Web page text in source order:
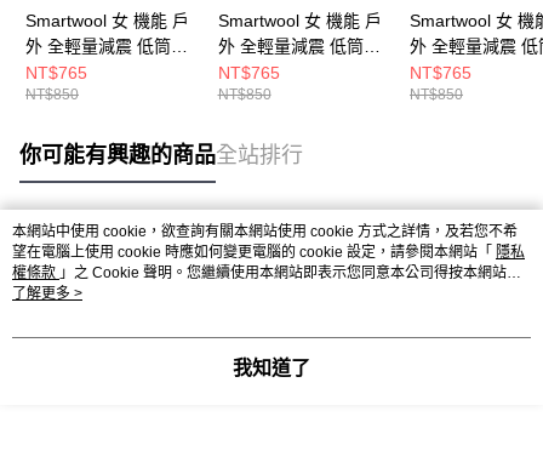
Smartwool 女 機能 戶
外 全輕量減震 低筒襪-
峽谷印花 淺霧紫
NT$765
NT$850
Smartwool 女 機能 戶
外 全輕量減震 低筒襪-
峽谷印花 紫鳶尾花
NT$765
NT$850
Smartwool 女 機
外 全輕量減震 低
峽谷印花 暮光藍
NT$765
NT$850
你可能有興趣的商品全站排行
熱門標籤
本網站中使用 cookie，欲查詢有關本網站使用 cookie 方式之詳情，及若您不希
望在電腦上使用 cookie 時應如何變更電腦的 cookie 設定，請參閱本網站「 隱私
權條款 」之 Cookie 聲明。您繼續使用本網站即表示您同意本公司得按本網站使
用條款之 Cookie 聲明使用 cookie。
了解更多 >
我知道了